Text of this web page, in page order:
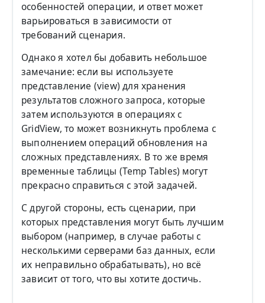
особенностей операции, и ответ может
варьироваться в зависимости от
требований сценария.
Однако я хотел бы добавить небольшое
замечание: если вы используете
представление (view) для хранения
результатов сложного запроса, которые
затем используются в операциях с
GridView, то может возникнуть проблема с
выполнением операций обновления на
сложных представлениях. В то же время
временные таблицы (Temp Tables) могут
прекрасно справиться с этой задачей.
С другой стороны, есть сценарии, при
которых представления могут быть лучшим
выбором (например, в случае работы с
несколькими серверами баз данных, если
их неправильно обрабатывать), но всё
зависит от того, что вы хотите достичь.